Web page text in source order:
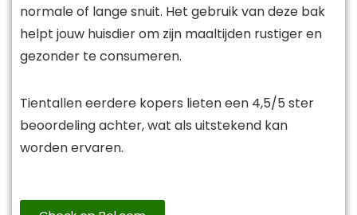
normale of lange snuit. Het gebruik van deze bak
helpt jouw huisdier om zijn maaltijden rustiger en
gezonder te consumeren.
Tientallen eerdere kopers lieten een 4,5/5 ster
beoordeling achter, wat als uitstekend kan
worden ervaren.